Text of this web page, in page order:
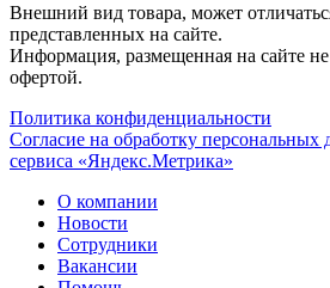
Внешний вид товара, может
представленных на сайте.
Информация, размещенная на сайте
офертой.
Политика конфиденциальности
Согласие на обработку
сервиса «Яндекс.Метрика»
О компании
Новости
Сотрудники
Вакансии